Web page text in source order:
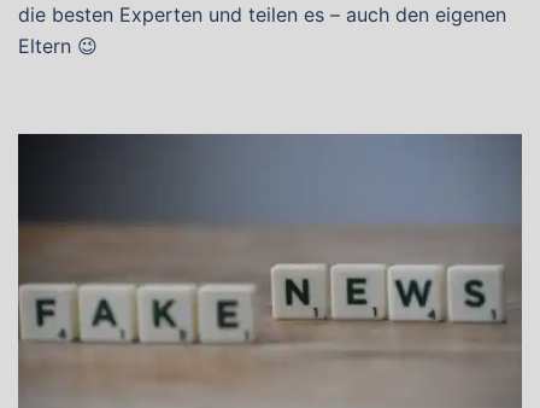
die besten Experten und teilen es – auch den eigenen
Eltern 😉